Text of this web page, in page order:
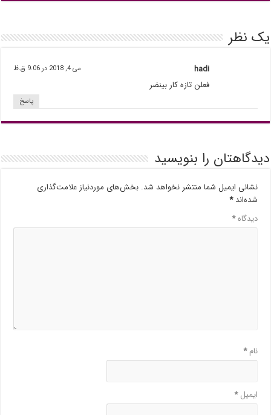
یک نظر
hadi می 4, 2018 در 9:06 ق.ظ
فعلن تازه کار بینضر
پاسخ
دیدگاهتان را بنویسید
نشانی ایمیل شما منتشر نخواهد شد. بخش‌های موردنیاز علامت‌گذاری
شده‌اند*
دیدگاه*
نام*
ایمیل*